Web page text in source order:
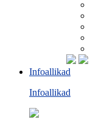
Infoallikad
Infoallikad